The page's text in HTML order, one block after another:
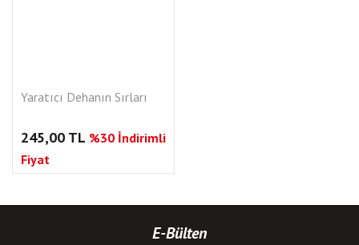
Yaratıcı Dehanın Sırları
245,00 TL %30 İndirimli
Fiyat
E-Bülten